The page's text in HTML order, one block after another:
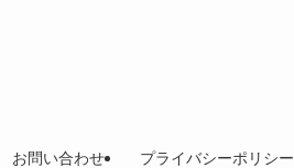
お問い合わせ プライバシーポリシー